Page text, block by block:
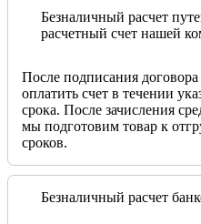
Безналичный расчет
расчетный счет нашей
После подписания
оплатить счет в течении
срока. После зачисления
мы подготовим товар к
сроков.
Безналичный расчет